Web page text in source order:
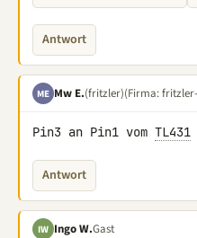
Antwort
ME Mw E.(fritzler)(Firma:
Pin3 an Pin1 vom TL431
Antwort
IW Ingo W.Gast